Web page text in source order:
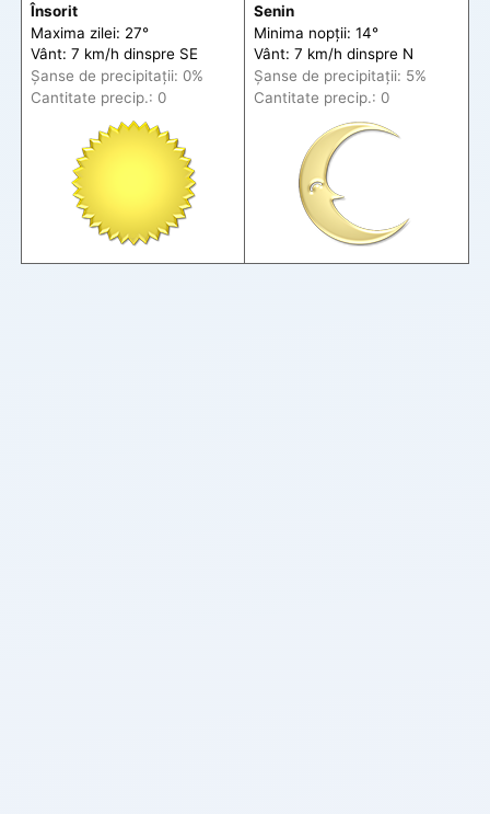
Însorit
Maxima zilei: 27°
Vânt: 7 km/h dinspre SE
Șanse de precipitații: 0%
Cantitate precip.: 0
Senin
Minima nopții: 14°
Vânt: 7 km/h dinspre N
Șanse de precipitații: 5%
Cantitate precip.: 0